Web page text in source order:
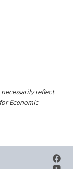
reflect
Economic